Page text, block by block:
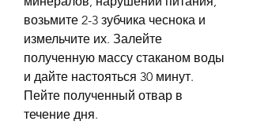
возьмите 2-3 зубчика чеснока и
измельчите их. Залейте
полученную массу стаканом воды
и дайте настояться 30 минут.
Пейте полученный отвар в
течение дня.